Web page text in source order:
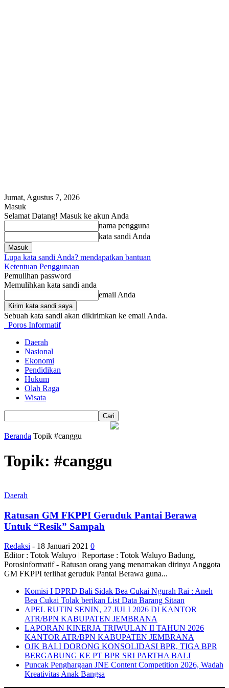
Jumat, Agustus 7, 2026
Masuk
Selamat Datang! Masuk ke akun Anda
nama pengguna
kata sandi Anda
Lupa kata sandi Anda? mendapatkan bantuan
Ketentuan Penggunaan
Pemulihan password
Memulihkan kata sandi anda
email Anda
Sebuah kata sandi akan dikirimkan ke email Anda.
Poros Informatif
Daerah
Nasional
Ekonomi
Pendidikan
Hukum
Olah Raga
Wisata
Beranda Topik #canggu
Topik: #canggu
Daerah
Ratusan GM FKPPI Geruduk Pantai Berawa
Untuk “Resik” Sampah
Redaksi - 18 Januari 2021 0
Editor : Totok Waluyo | Reportase : Totok Waluyo Badung,
Porosinformatif - Ratusan orang yang menamakan dirinya Anggota
GM FKPPI terlihat geruduk Pantai Berawa guna...
Komisi I DPRD Bali Sidak Bea Cukai Ngurah Rai : Aneh
Bea Cukai Tolak berikan List Data Barang Sitaan
APEL RUTIN SENIN, 27 JULI 2026 DI KANTOR
ATR/BPN KABUPATEN JEMBRANA
LAPORAN KINERJA TRIWULAN II TAHUN 2026
KANTOR ATR/BPN KABUPATEN JEMBRANA
OJK BALI DORONG KONSOLIDASI BPR, TIGA BPR
BERGABUNG KE PT BPR SRI PARTHA BALI
Puncak Penghargaan JNE Content Competition 2026, Wadah
Kreativitas Anak Bangsa